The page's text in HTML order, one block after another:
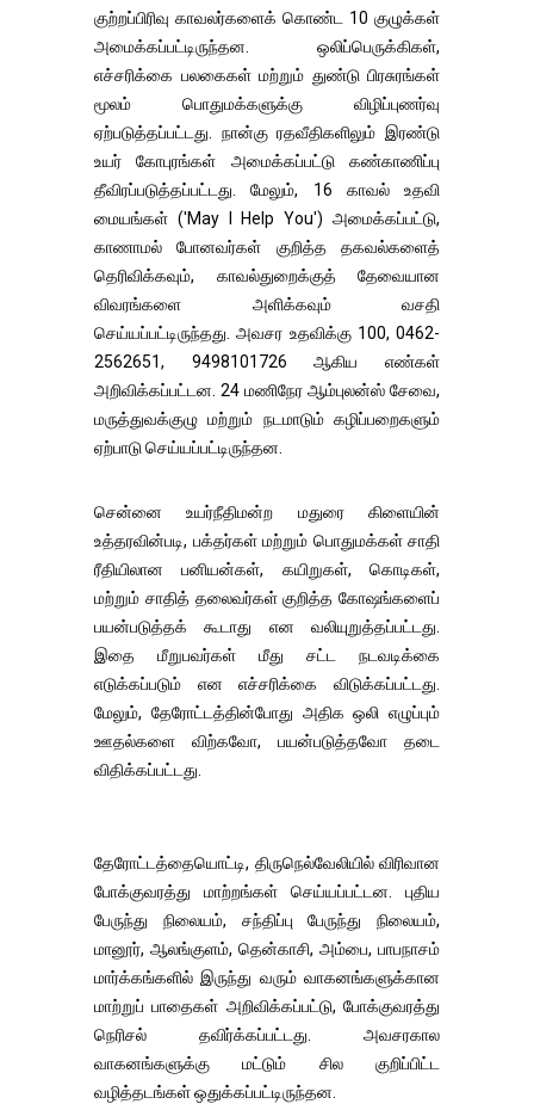
குற்றப்பிரிவு காவலர்களைக் கொண்ட 10 குழுக்கள்
அமைக்கப்பட்டிருந்தன. ஒலிப்பெருக்கிகள்,
எச்சரிக்கை பலகைகள் மற்றும் துண்டு பிரசுரங்கள்
மூலம் பொதுமக்களுக்கு விழிப்புணர்வு
ஏற்படுத்தப்பட்டது. நான்கு ரதவீதிகளிலும் இரண்டு
உயர் கோபுரங்கள் அமைக்கப்பட்டு கண்காணிப்பு
தீவிரப்படுத்தப்பட்டது. மேலும், 16 காவல் உதவி
மையங்கள் ('May I Help You') அமைக்கப்பட்டு,
காணாமல் போனவர்கள் குறித்த தகவல்களைத்
தெரிவிக்கவும், காவல்துறைக்குத் தேவையான
விவரங்களை அளிக்கவும் வசதி
செய்யப்பட்டிருந்தது. அவசர உதவிக்கு 100, 0462-
2562651, 9498101726 ஆகிய எண்கள்
அறிவிக்கப்பட்டன. 24 மணிநேர ஆம்புலன்ஸ் சேவை,
மருத்துவக்குழு மற்றும் நடமாடும் கழிப்பறைகளும்
ஏற்பாடு செய்யப்பட்டிருந்தன.
சென்னை உயர்நீதிமன்ற மதுரை கிளையின்
உத்தரவின்படி, பக்தர்கள் மற்றும் பொதுமக்கள் சாதி
ரீதியிலான பனியன்கள், கயிறுகள், கொடிகள்,
மற்றும் சாதித் தலைவர்கள் குறித்த கோஷங்களைப்
பயன்படுத்தக் கூடாது என வலியுறுத்தப்பட்டது.
இதை மீறுபவர்கள் மீது சட்ட நடவடிக்கை
எடுக்கப்படும் என எச்சரிக்கை விடுக்கப்பட்டது.
மேலும், தேரோட்டத்தின்போது அதிக ஒலி எழுப்பும்
ஊதல்களை விற்கவோ, பயன்படுத்தவோ தடை
விதிக்கப்பட்டது.
தேரோட்டத்தையொட்டி, திருநெல்வேலியில் விரிவான
போக்குவரத்து மாற்றங்கள் செய்யப்பட்டன. புதிய
பேருந்து நிலையம், சந்திப்பு பேருந்து நிலையம்,
மானூர், ஆலங்குளம், தென்காசி, அம்பை, பாபநாசம்
மார்க்கங்களில் இருந்து வரும் வாகனங்களுக்கான
மாற்றுப் பாதைகள் அறிவிக்கப்பட்டு, போக்குவரத்து
நெரிசல் தவிர்க்கப்பட்டது. அவசரகால
வாகனங்களுக்கு மட்டும் சில குறிப்பிட்ட
வழித்தடங்கள் ஒதுக்கப்பட்டிருந்தன.